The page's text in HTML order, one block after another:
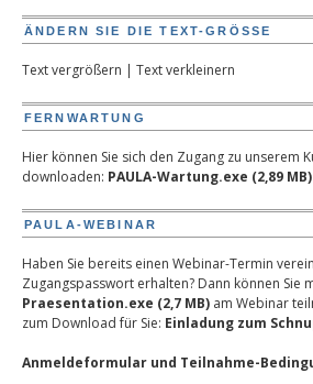
ÄNDERN SIE DIE TEXT-GRÖSSE
Text vergrößern | Text verkleinern
FERNWARTUNG
Hier können Sie sich den Zugang zu unserem
downloaden: PAULA-Wartung.exe (2,89 MB)
PAULA-WEBINAR
Haben Sie bereits einen Webinar-Termin
Zugangspasswort erhalten? Dann können Sie
Praesentation.exe (2,7 MB) am Webinar
zum Download für Sie: Einladung zum
Anmeldeformular und Teilnahme-